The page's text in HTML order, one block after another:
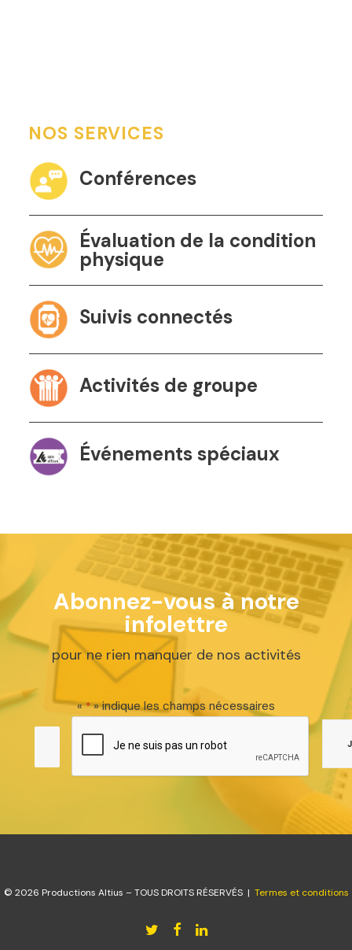
NOS SERVICES
Conférences
Évaluation de la condition
physique
Suivis connectés
Activités de groupe
Événements spéciaux
Abonnez-vous à notre
infolettre
pour ne rien manquer de nos activités
«*» indique les champs nécessaires
© 2026 Productions Altius – TOUS DROITS RÉSERVÉS | Termes et conditions